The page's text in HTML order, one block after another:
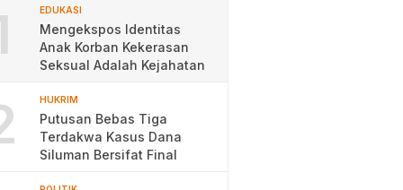
EDUKASI
Mengekspos Identitas
Anak Korban Kekerasan
Seksual Adalah Kejahatan
HUKRIM
Putusan Bebas Tiga
Terdakwa Kasus Dana
Siluman Bersifat Final